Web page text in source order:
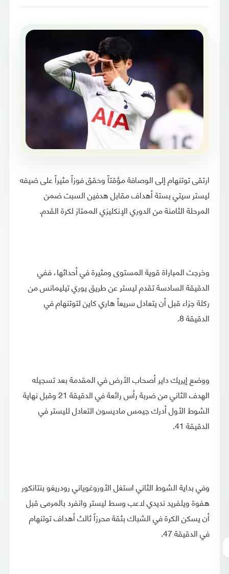
ارتقى توتنهام إلى الوصافة مؤقتاً وحقق فوزاً مثيراً على ضيفه
ليستر سيتي بستة أهداف مقابل هدفين السبت ضمن
المرحلة الثامنة من الدوري الإنكليزي الممتاز لكرة القدم.
وخرجت المباراة قوية المستوى ومثيرة في أحداثها، ففي
الدقيقة السادسة تقدم ليستر عن طريق يوري تيليمانس من
ركلة جزاء قبل أن يتعادل سريعاً هاري كاين لتوتنهام في
الدقيقة 8.
ووضع إيريك داير أصحاب الأرض في المقدمة بعد تسجيله
الهدف الثاني من ضربة رأس رائعة في الدقيقة 21 وقبل نهاية
الشوط الأول أدرك جيمس ماديسون التعادل لليستر في
الدقيقة 41.
وفي بداية الشوط الثاني استغل الأوروغوياني رودريغو بنتانكور
هفوة ويلفريد نديدي لاعب وسط ليستر وانفرد بالمرمى قبل
أن يسكن الكرة في الشباك بثقة محرزاً ثالث أهداف توتنهام
في الدقيقة 47.